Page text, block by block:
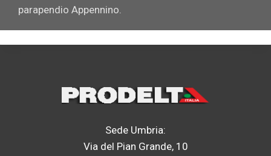
parapendio Appennino.
Sede Umbria:
Via del Pian Grande, 10